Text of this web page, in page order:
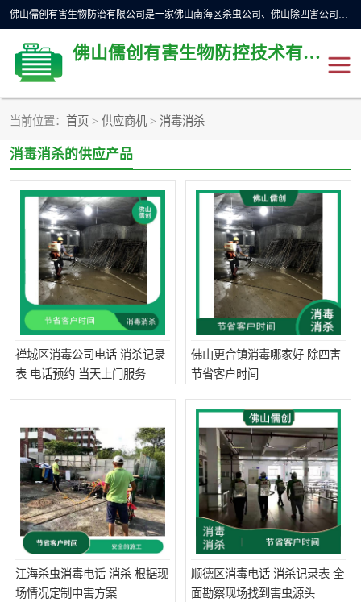
佛山儒创有害生物防治有限公司是一家佛山南海区杀虫公司、佛山除四害公司、佛山灭白蚁公司、佛山白蚁防治公司，让您远离虫害困扰。要问佛山白蚁防治哪家好？佛山儒创有害生物防治有限公司全佛山、广州，正规公司，上门勘查，可靠，售后有保障。
佛山儒创有害生物防控技术有限公司
当前位置： 首页 > 供应商机 > 消毒消杀
消毒消杀的供应产品
禅城区消毒公司电话 消杀记录
表 电话预约 当天上门服务
佛山更合镇消毒哪家好 除四害
节省客户时间
江海杀虫消毒电话 消杀 根据现
场情况定制中害方案
顺德区消毒电话 消杀记录表 全
面勘察现场找到害虫源头
消毒消杀 佛山白蚁防治公司
佛山灭白蚁公司 佛山杀虫公司
佛山除四害公司 灭鼠
灭蜱虫 消杀
灭苍蝇 灭跳蚤
灭蚊虫 灭蟑螂
果蝇防治
害虫防治 灭杀害虫
病媒生物防治 有害生物防治